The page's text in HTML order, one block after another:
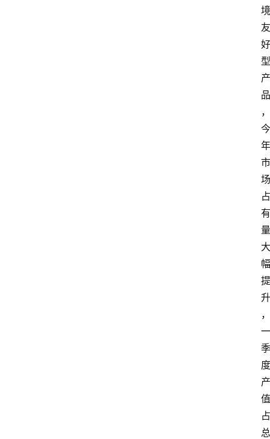
境
友
好
型
产
品
，
今
年
市
场
占
有
量
大
幅
提
升
，
一
季
度
产
值
占
总